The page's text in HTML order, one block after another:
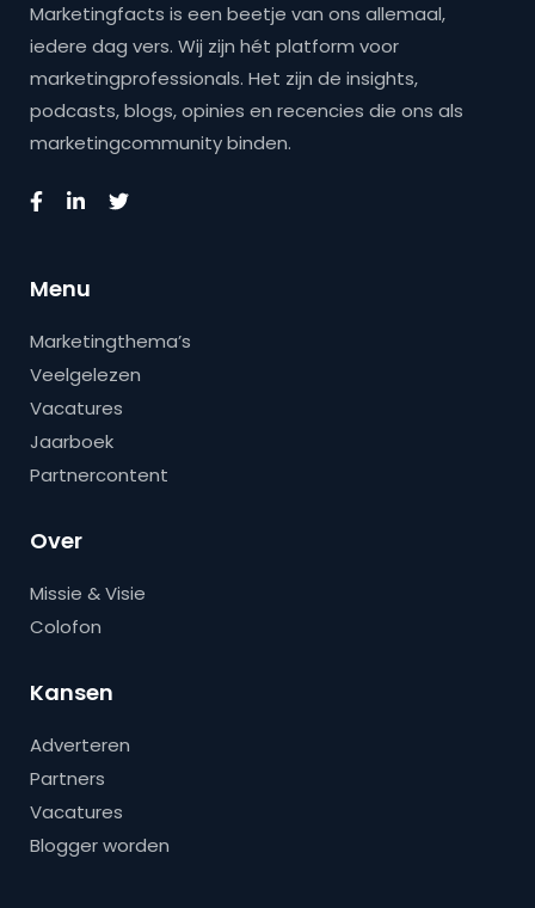
Marketingfacts is een beetje van ons allemaal,
iedere dag vers. Wij zijn hét platform voor
marketingprofessionals. Het zijn de insights,
podcasts, blogs, opinies en recencies die ons als
marketingcommunity binden.
Menu
Marketingthema’s
Veelgelezen
Vacatures
Jaarboek
Partnercontent
Over
Missie & Visie
Colofon
Kansen
Adverteren
Partners
Vacatures
Blogger worden